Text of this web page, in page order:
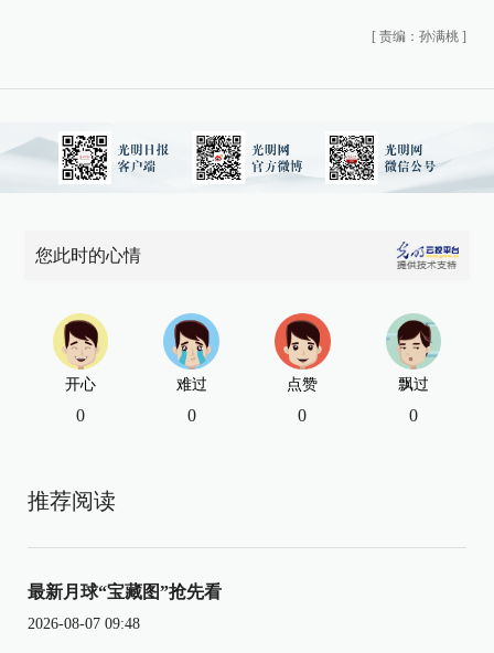
[ 责编：孙满桃 ]
您此时的心情
开心
0
难过
0
点赞
0
飘过
0
推荐阅读
最新月球“宝藏图”抢先看
2026-08-07 09:48